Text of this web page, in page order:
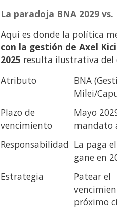
La paradoja BNA 2029 vs.
Aquí es donde la política
con la gestión de Axel
2025 resulta ilustrativa del
Atributo
BNA
Milei/
Plazo de
vencimiento
Mayo
mandato
Responsabilidad La paga
gane en
Estrategia
Patear el
próximo